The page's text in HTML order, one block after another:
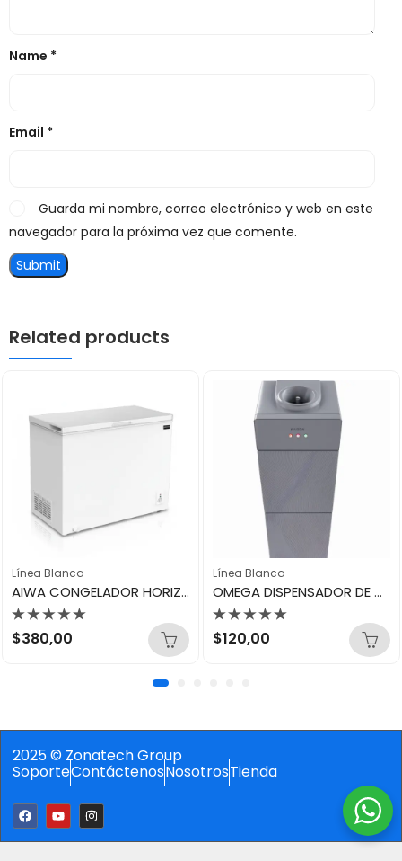
Name *
Email *
Guarda mi nombre, correo electrónico y web en este
navegador para la próxima vez que comente.
Related products
Línea Blanca
AIWA CONGELADOR HORIZONTAL 300LTS AWHCFC30101
Valorado
con
$380,00
Línea Blanca
OMEGA DISPENSADOR DE AGUA OWD-G2S
Valorado
con
$120,00
2025 © Zonatech Group
SoporteContáctenosNosotrosTienda